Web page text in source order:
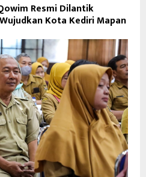
Resmi Dilantik
Kota Kediri Mapan